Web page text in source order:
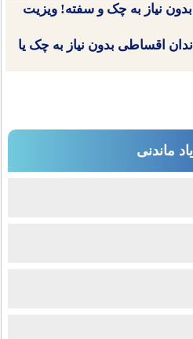
نیاز به چک و سفته! ویزیت
اقساطی بدون نیاز به چک یا
ماندنی